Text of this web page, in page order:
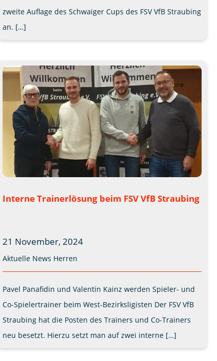
zweite Auflage des Schwaiger Cups des FSV VfB Straubing
an. […]
Interne Trainerlösung beim FSV VfB Straubing
21 November, 2024
Aktuelle News Herren
Pavel Panafidin und Valentin Kainz werden Spieler- und
Co-Spielertrainer beim West-Bezirksligisten Der FSV VfB
Straubing hat die Posten des Trainers und Co-Trainers
neu besetzt. Hierzu setzt man auf zwei interne […]